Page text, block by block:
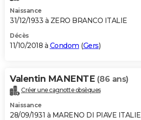
Naissance
31/12/1933 à ZERO BRANCO ITALIE
Décès
11/10/2018 à Condom (Gers)
Valentin MANENTE (86 ans)
Créer une cagnotte obsèques
Naissance
28/09/1931 à MARENO DI PIAVE ITALIE